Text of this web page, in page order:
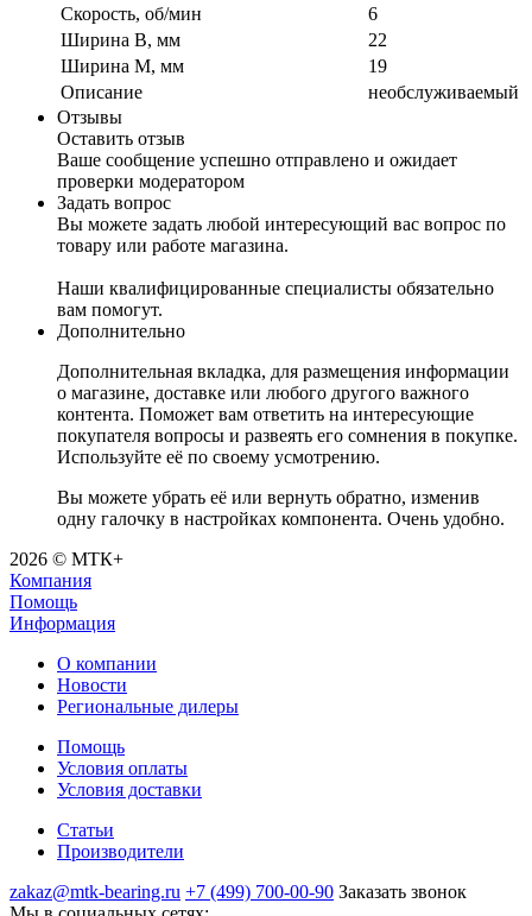
Скорость, об/мин
6
Ширина B, мм
22
Ширина M, мм
19
Описание
необслуживаемый
Отзывы
Оставить отзыв
Ваше сообщение успешно отправлено и ожидает
проверки модератором
Задать вопрос
Вы можете задать любой интересующий вас вопрос по
товару или работе магазина.
Наши квалифицированные специалисты обязательно
вам помогут.
Дополнительно
Дополнительная вкладка, для размещения информации
о магазине, доставке или любого другого важного
контента. Поможет вам ответить на интересующие
покупателя вопросы и развеять его сомнения в покупке.
Используйте её по своему усмотрению.
Вы можете убрать её или вернуть обратно, изменив
одну галочку в настройках компонента. Очень удобно.
2026 © МТК+
Компания
Помощь
Информация
О компании
Новости
Региональные дилеры
Помощь
Условия оплаты
Условия доставки
Статьи
Производители
zakaz@mtk-bearing.ru +7 (499) 700-00-90 Заказать звонок